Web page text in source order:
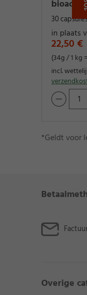
30
in plaats
22,50 €
(34g / 1 kg
incl.
*Geldt voor
Overige